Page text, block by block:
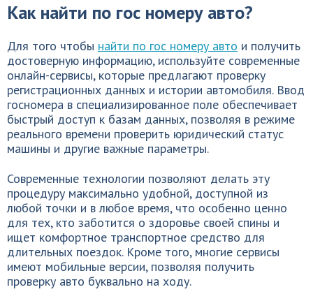
Как найти по гос номеру авто?
Для того чтобы найти по гос номеру авто и получить
достоверную информацию, используйте современные
онлайн-сервисы, которые предлагают проверку
регистрационных данных и истории автомобиля. Ввод
госномера в специализированное поле обеспечивает
быстрый доступ к базам данных, позволяя в режиме
реального времени проверить юридический статус
машины и другие важные параметры.
Современные технологии позволяют делать эту
процедуру максимально удобной, доступной из
любой точки и в любое время, что особенно ценно
для тех, кто заботится о здоровье своей спины и
ищет комфортное транспортное средство для
длительных поездок. Кроме того, многие сервисы
имеют мобильные версии, позволяя получить
проверку авто буквально на ходу.